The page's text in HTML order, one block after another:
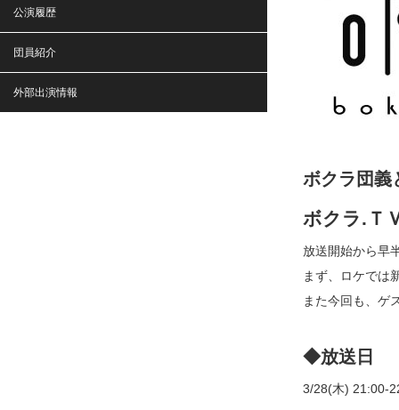
ボクラ団義
ボクラ.Ｔ
放送開始から早
まず、ロケでは
また今回も、ゲ
◆放送日
3/28(木) 21:00-
公演履歴
団員紹介
外部出演情報